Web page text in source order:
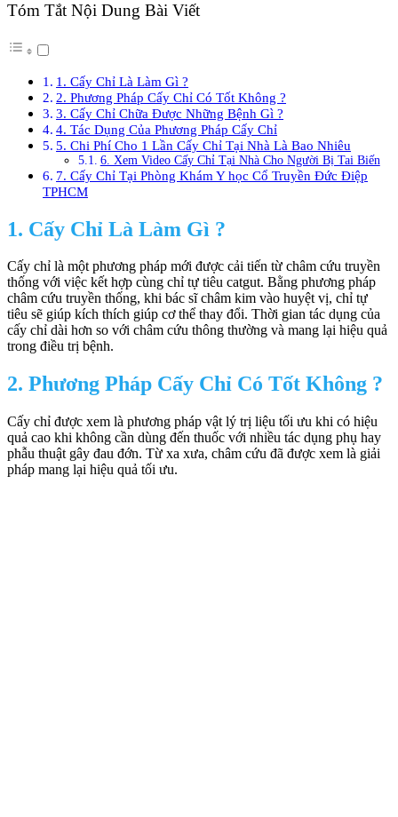
Tóm Tắt Nội Dung Bài Viết
1. Cấy Chỉ Là Làm Gì ?
2. Phương Pháp Cấy Chỉ Có Tốt Không ?
3. Cấy Chỉ Chữa Được Những Bệnh Gì ?
4. Tác Dụng Của Phương Pháp Cấy Chỉ
5. Chi Phí Cho 1 Lần Cấy Chỉ Tại Nhà Là Bao Nhiêu
6. Xem Video Cấy Chỉ Tại Nhà Cho Người Bị Tai Biến
7. Cấy Chỉ Tại Phòng Khám Y học Cổ Truyền Đức Điệp
TPHCM
1. Cấy Chỉ Là Làm Gì ?
Cấy chỉ là một phương pháp mới được cải tiến từ châm cứu truyền
thống với việc kết hợp cùng chỉ tự tiêu catgut. Bằng phương pháp
châm cứu truyền thống, khi bác sĩ châm kim vào huyệt vị, chỉ tự
tiêu sẽ giúp kích thích giúp cơ thể thay đổi. Thời gian tác dụng của
cấy chỉ dài hơn so với châm cứu thông thường và mang lại hiệu quả
trong điều trị bệnh.
2. Phương Pháp Cấy Chỉ Có Tốt Không ?
Cấy chỉ được xem là phương pháp vật lý trị liệu tối ưu khi có hiệu
quả cao khi không cần dùng đến thuốc với nhiều tác dụng phụ hay
phẫu thuật gây đau đớn. Từ xa xưa, châm cứu đã được xem là giải
pháp mang lại hiệu quả tối ưu.